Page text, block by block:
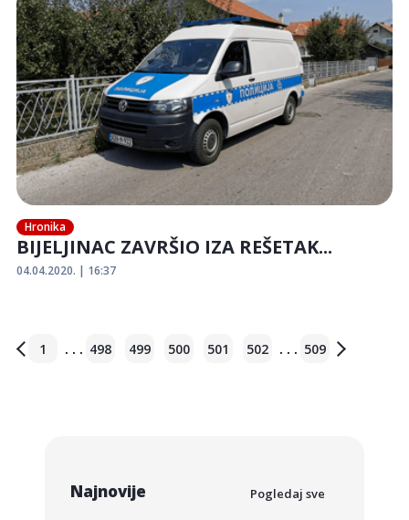
Hronika
BIJELJINAC ZAVRŠIO IZA REŠETAK...
04.04.2020. | 16:37
1 . . . 498 499 500 501 502 . . . 509
Najnovije Pogledaj sve